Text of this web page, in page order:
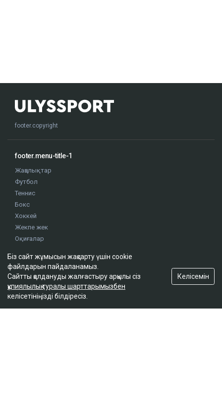
footer.copyright
footer.menu-title-1
Жаңалықтар
Футбол
Теннис
Бокс
Хоккей
Жекпе жек
Оқиғалар
footer.menu-title-2
О проекте
Біз сайт жұмысын жақсарту үшін cookie
файлдарын пайдаланамыз.
Сайтты қолдануды жалғастыру арқылы сіз
құпиялылық туралы шарттарымызбен
келісетініңізді білдіресіз.
Келісемін